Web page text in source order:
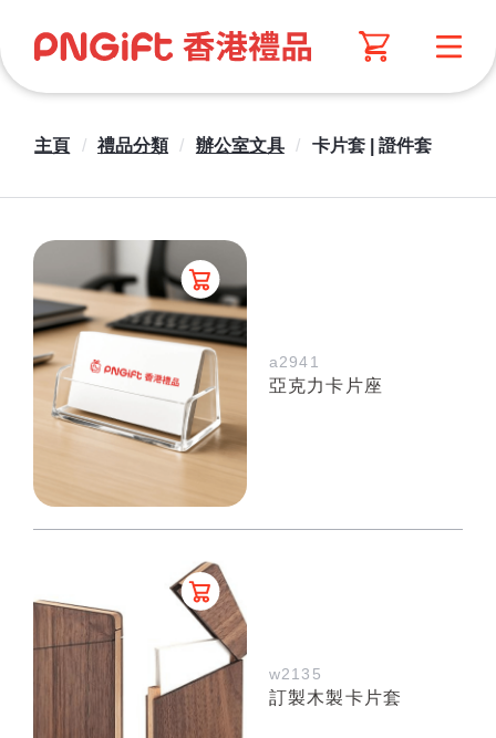
主頁 / 禮品分類 / 辦公室文具 / 卡片套 | 證件套
a2941
亞克力卡片座
w2135
訂製木製卡片套